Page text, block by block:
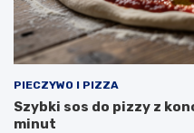
PIECZYWO I PIZZA
Szybki sos do pizzy z
minut